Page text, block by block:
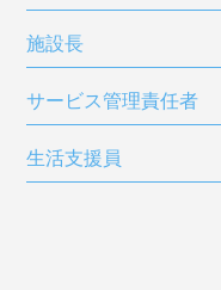
施設長
サービス管理責任者
生活支援員